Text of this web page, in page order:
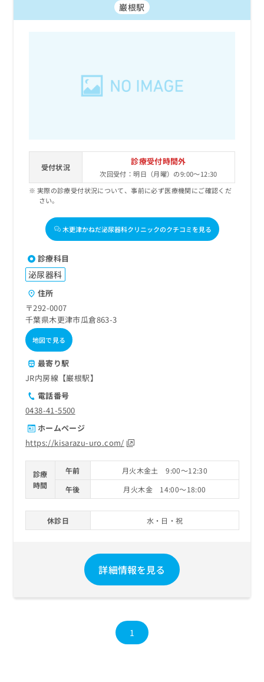
巌根駅
受付状況
診療受付時間外
次回受付：明日（月曜）の9:00～12:30
実際の診療受付状況について、事前に必ず医療機関にご確認くだ
さい。
木更津かねだ泌尿器科クリニックのクチコミを見る
診療科目
泌尿器科
住所
〒292-0007
千葉県木更津市瓜倉863-3
地図で見る
最寄り駅
JR内房線【巌根駅】
電話番号
0438-41-5500
ホームページ
https://kisarazu-uro.com/
診療
時間
午前
月火木金土 9:00～12:30
午後
月火木金 14:00～18:00
休診日 水・日・祝
詳細情報を見る
1